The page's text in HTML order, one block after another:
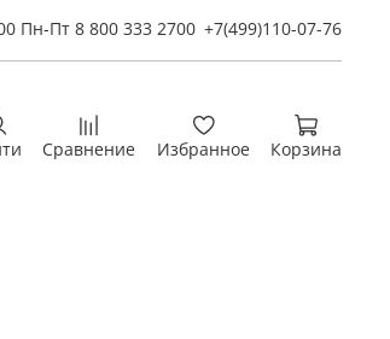
Пн-Пт 8 800 333 2700 +7(499)110-07-76
Сравнение Избранное Корзина